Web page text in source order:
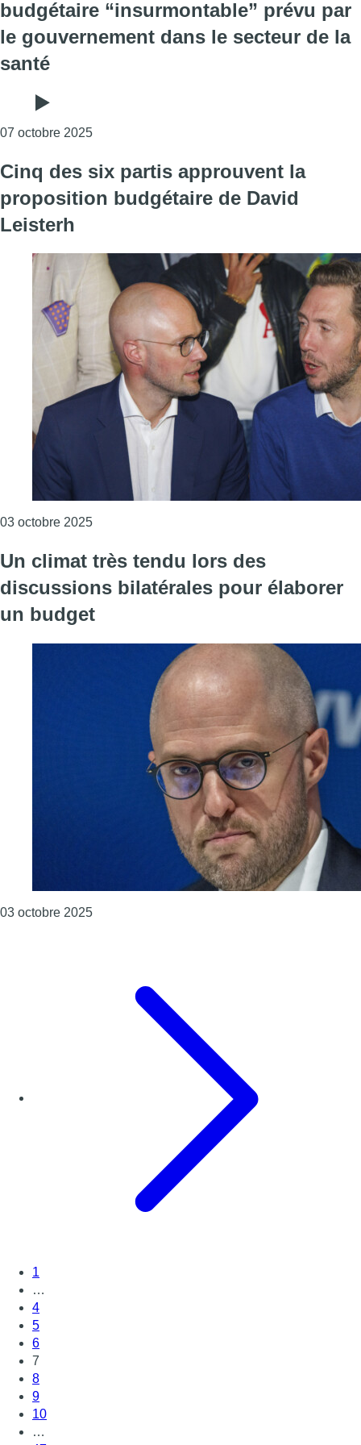
budgétaire “insurmontable” prévu par
le gouvernement dans le secteur de la
santé
07 octobre 2025Consulter l'article "Caroline Désir dénonce un
Cinq des six partis approuvent la
proposition budgétaire de David
Leisterh
03 octobre 2025Consulter l'article "Cinq des six partis
Un climat très tendu lors des
discussions bilatérales pour élaborer
un budget
03 octobre 2025Consulter l'article "Un climat très tendu lors
1
…
4
5
6
7
8
9
10
…